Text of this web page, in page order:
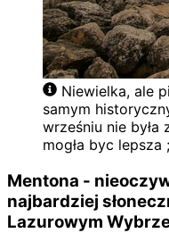
Niewielka, ale
samym
wrześniu nie
mogła byc lepsza
Mentona -
najbardziej
Lazurowym